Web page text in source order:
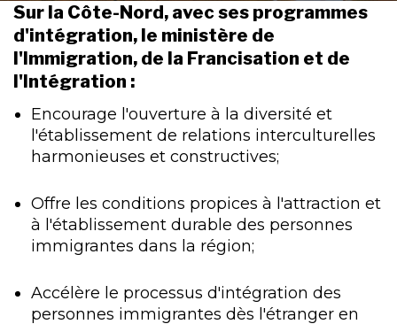
Sur la Côte-Nord, avec ses programmes
d'intégration, le ministère de
l'Immigration, de la Francisation et de
l'Intégration :
Encourage l'ouverture à la diversité et
l'établissement de relations interculturelles
harmonieuses et constructives;
Offre les conditions propices à l'attraction et
à l'établissement durable des personnes
immigrantes dans la région;
Accélère le processus d'intégration des
personnes immigrantes dès l'étranger en